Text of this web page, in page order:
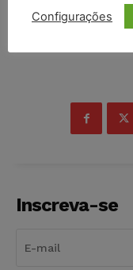
Inscreva-se
Configurações